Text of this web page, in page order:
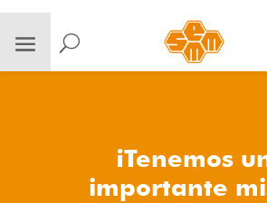
¡Tenemos
importante